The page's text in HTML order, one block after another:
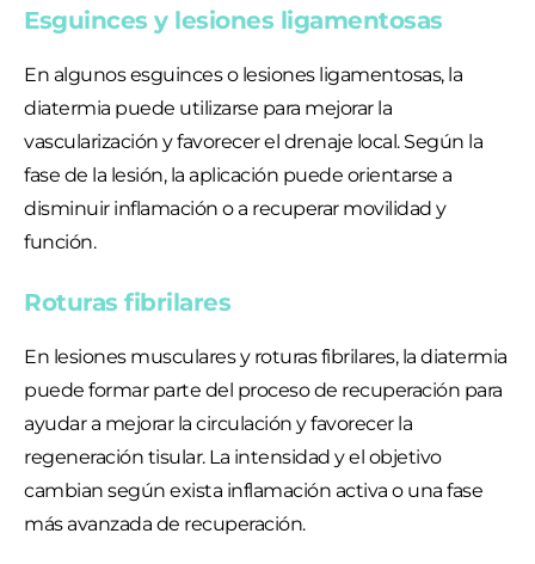
Esguinces y lesiones ligamentosas
En algunos esguinces o lesiones ligamentosas, la
diatermia puede utilizarse para mejorar la
vascularización y favorecer el drenaje local. Según la
fase de la lesión, la aplicación puede orientarse a
disminuir inflamación o a recuperar movilidad y
función.
Roturas fibrilares
En lesiones musculares y roturas fibrilares, la diatermia
puede formar parte del proceso de recuperación para
ayudar a mejorar la circulación y favorecer la
regeneración tisular. La intensidad y el objetivo
cambian según exista inflamación activa o una fase
más avanzada de recuperación.